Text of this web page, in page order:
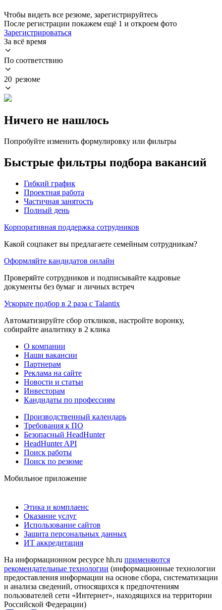
Чтобы видеть все резюме, зарегистрируйтесь
После регистрации покажем ещё 1 и откроем фото
Зарегистрироваться
За всё время
По соответствию
20 резюме
Ничего не нашлось
Попробуйте изменить формулировку или фильтры
Быстрые фильтры подбора вакансий
Гибкий график
Проектная работа
Частичная занятость
Полный день
Корпоративная поддержка сотрудников
Какой соцпакет вы предлагаете семейным сотрудникам?
Оформляйте кандидатов онлайн
Проверяйте сотрудников и подписывайте кадровые
документы без бумаг и личных встреч
Ускорьте подбор в 2 раза с Talantix
Автоматизируйте сбор откликов, настройте воронку,
собирайте аналитику в 2 клика
О компании
Наши вакансии
Партнерам
Реклама на сайте
Новости и статьи
Инвесторам
Кандидаты по профессиям
Производственный календарь
Требования к ПО
Безопасный HeadHunter
HeadHunter API
Поиск работы
Поиск по резюме
Мобильное приложение
Этика и комплаенс
Оказание услуг
Использование сайтов
Защита персональных данных
ИТ аккредитация
На информационном ресурсе hh.ru применяются
рекомендательные технологии (информационные технологии
предоставления информации на основе сбора, систематизации
и анализа сведений, относящихся к предпочтениям
пользователей сети «Интернет», находящихся на территории
Российской Федерации)